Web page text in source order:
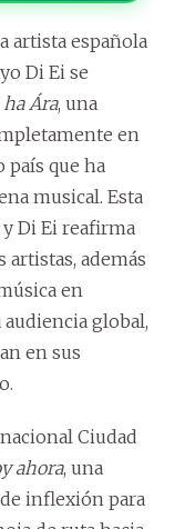
artista española
Di Ei se
ha Ára, una
en
país que ha
musical. Esta
Di Ei reafirma
además
en
global,
en sus
Ciudad
ahora, una
inflexión para